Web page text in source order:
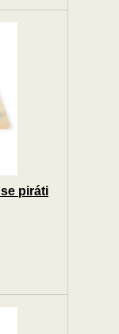
piráti